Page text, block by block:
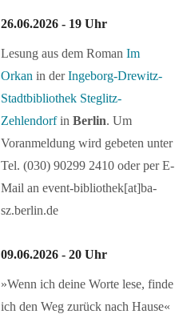
26.06.2026 - 19 Uhr
Lesung aus dem RomanIm
Orkan in derIngeborg-Drewitz-
Stadtbibliothek Steglitz-
ZehlendorfinBerlin. Um
Voranmeldung wird gebeten unter
Tel. (030) 90299 2410 oder per E-
Mail an event-bibliothek[at]ba-
sz.berlin.de
09.06.2026 - 20 Uhr
»Wenn ich deine Worte lese, finde
ich den Weg zurück nach Hause«